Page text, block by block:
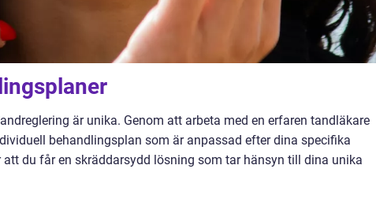
är unika. Genom att arbeta med en erfaren tandläkare
behandlingsplan som är anpassad efter dina specifika
du får en skräddarsydd lösning som tar hänsyn till dina unika